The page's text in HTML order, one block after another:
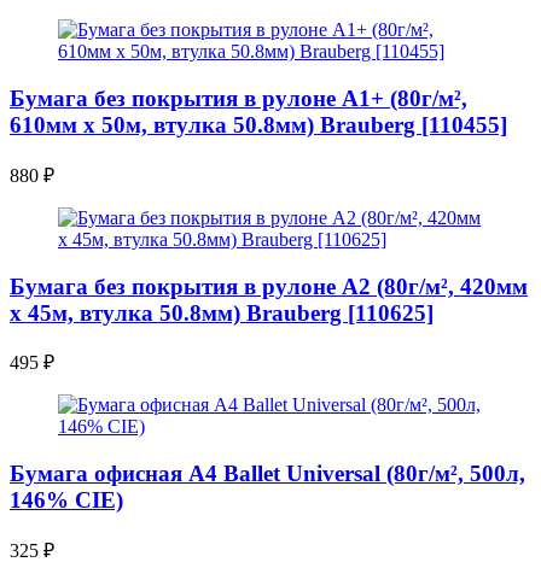
Бумага без покрытия в рулоне A1+ (80г/м²,
610мм x 50м, втулка 50.8мм) Brauberg [110455]
880 ₽
Бумага без покрытия в рулоне A2 (80г/м², 420мм
x 45м, втулка 50.8мм) Brauberg [110625]
495 ₽
Бумага офисная A4 Ballet Universal (80г/м², 500л,
146% CIE)
325 ₽